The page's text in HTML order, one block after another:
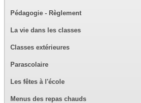
Pédagogie - Règlement
La vie dans les classes
Classes extérieures
Parascolaire
Les fêtes à l'école
Menus des repas chauds